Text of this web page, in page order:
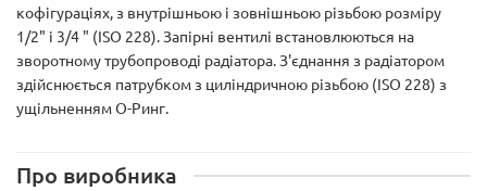
кофігураціях, з внутрішньою і зовнішньою різьбою розміру
1/2" і 3/4 " (ISO 228). Запірні вентилі встановлюються на
зворотному трубопроводі радіатора. З'єднання з радіатором
здійснюється патрубком з циліндричною різьбою (ISO 228) з
ущільненням О-Ринг.
Про виробника